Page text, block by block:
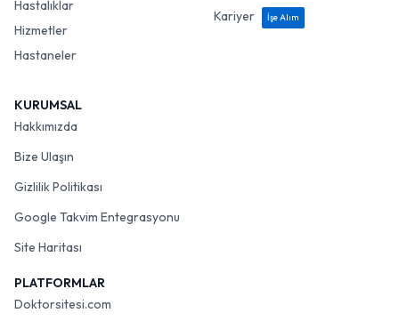
Hastalıklar
Hizmetler
Hastaneler
Kariyer
İşe Alım
KURUMSAL
Hakkımızda
Bize Ulaşın
Gizlilik Politikası
Google Takvim Entegrasyonu
Site Haritası
PLATFORMLAR
Doktorsitesi.com